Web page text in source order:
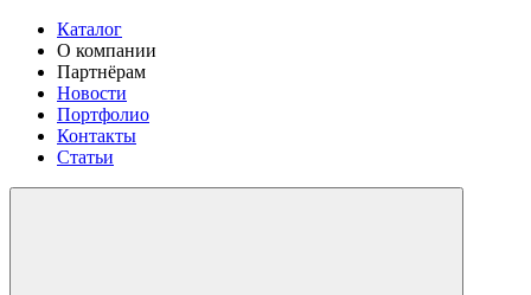
Каталог
О компании
Партнёрам
Новости
Портфолио
Контакты
Статьи